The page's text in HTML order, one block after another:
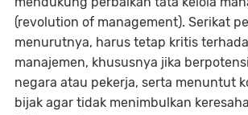
(revolution of management). Serikat
menurutnya, harus tetap kritis
manajemen, khususnya jika
negara atau pekerja, serta menuntut
bijak agar tidak menimbulkan